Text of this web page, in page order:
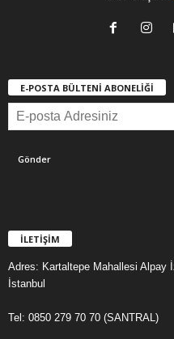
E-POSTA BÜLTENİ ABONELİĞİ
İLETİŞİM
Adres: Kartaltepe Mahallesi Alpay
İstanbul
Tel: 0850 279 70 70 (SANTRAL)